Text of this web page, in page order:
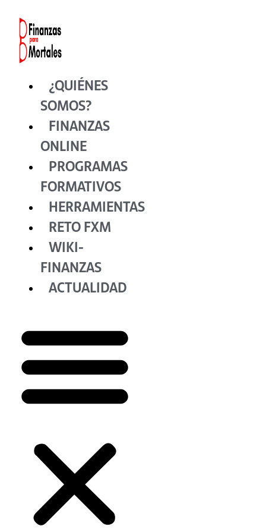
contenido
¿QUIÉNES
SOMOS?
FINANZAS
ONLINE
PROGRAMAS
FORMATIVOS
HERRAMIENTAS
RETO FXM
WIKI-
FINANZAS
ACTUALIDAD